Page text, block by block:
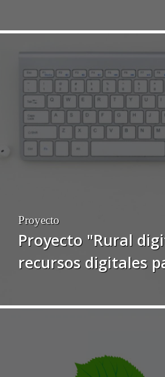
comercialización
productos
ecológicos y
medio rural
Proyecto
Proyecto "Rural
recursos digitales
rural de Asturias"